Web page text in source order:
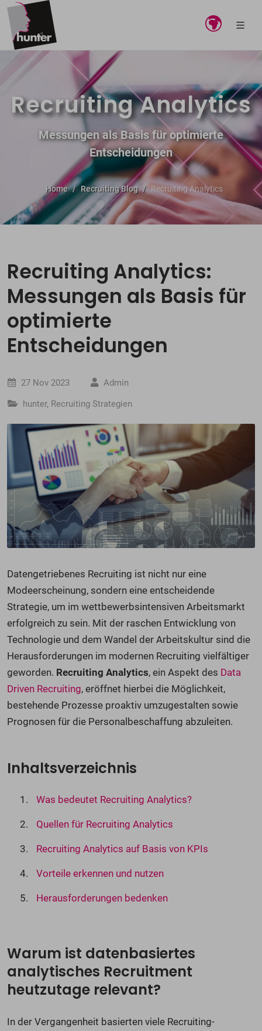
Recruiting Analytics
Messungen als Basis für optimierte
Entscheidungen
Home Recruiting Blog Recruiting Analytics
Recruiting Analytics:
Messungen als Basis für
optimierte
Entscheidungen
27 Nov 2023
Admin
hunter, Recruiting Strategien
Datengetriebenes Recruiting ist nicht nur eine
Modeerscheinung, sondern eine entscheidende
Strategie, um im wettbewerbsintensiven Arbeitsmarkt
erfolgreich zu sein. Mit der raschen Entwicklung von
Technologie und dem Wandel der Arbeitskultur sind die
Herausforderungen im modernen Recruiting vielfältiger
geworden. Recruiting Analytics, ein Aspekt des Data
Driven Recruiting, eröffnet hierbei die Möglichkeit,
bestehende Prozesse proaktiv umzugestalten sowie
Prognosen für die Personalbeschaffung abzuleiten.
Inhaltsverzeichnis
Was bedeutet Recruiting Analytics?
Quellen für Recruiting Analytics
Recruiting Analytics auf Basis von KPIs
Vorteile erkennen und nutzen
Herausforderungen bedenken
Warum ist datenbasiertes
analytisches Recruitment
heutzutage relevant?
In der Vergangenheit basierten viele Recruiting-